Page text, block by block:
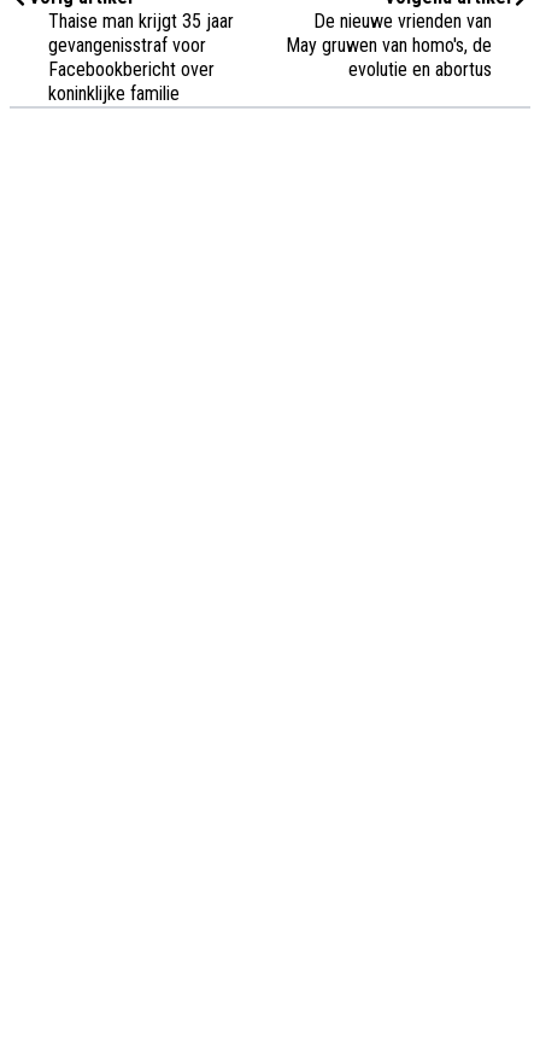
Thaise man krijgt 35 jaar
gevangenisstraf voor
Facebookbericht over
koninklijke familie
De nieuwe vrienden van
May gruwen van homo's, de
evolutie en abortus